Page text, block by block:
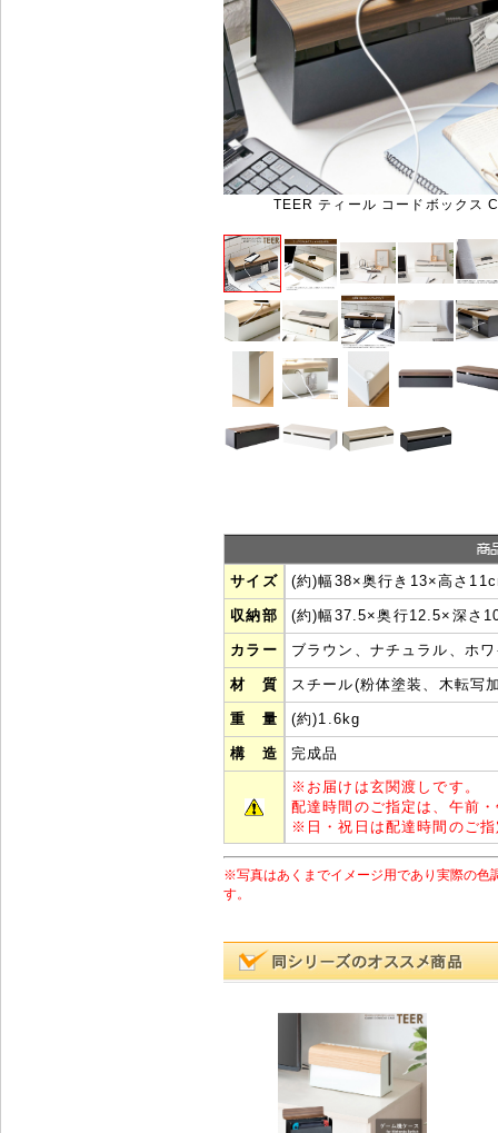
TEER ティール コードボックス
サイズ (約)幅38×奥行き13×高さ
収納部 (約)幅37.5×奥行12.5×深さ
カラー ブラウン、ナチュラル、ホ
材 質 スチール(粉体塗装、木転写
重 量 (約)1.6kg
構 造
完成品
※ お届けは玄関渡しです。
配達時間のご指定は、午前
※ 日・祝日は配達時間のご
※写真はあくまでイメージ用であり実際の色
す。